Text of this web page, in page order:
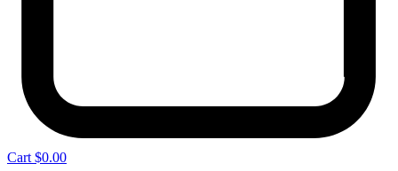
Cart $0.00